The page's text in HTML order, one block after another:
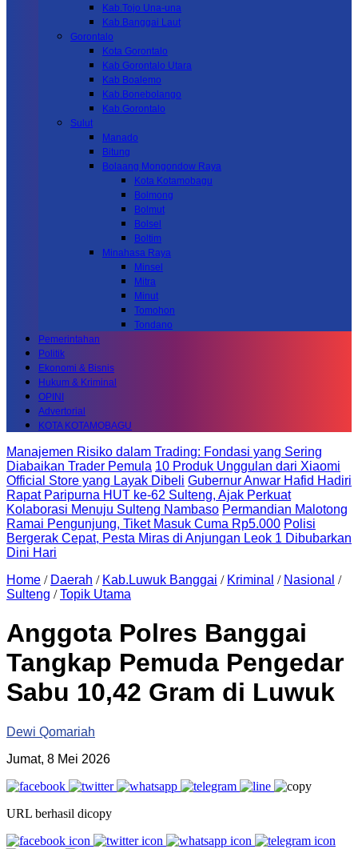
Kab.Tojo Una-una
Kab.Banggai Laut
Gorontalo
Kota Gorontalo
Kab Gorontalo Utara
Kab Boalemo
Kab.Bonebolango
Kab.Gorontalo
Sulut
Manado
Bitung
Bolaang Mongondow Raya
Kota Kotamobagu
Bolmong
Bolmut
Bolsel
Boltim
Minahasa Raya
Minsel
Mitra
Minut
Tomohon
Tondano
Pemerintahan
Politik
Ekonomi & Bisnis
Hukum & Kriminal
OPINI
Advertorial
KOTA KOTAMOBAGU
Manajemen Risiko dalam Trading: Fondasi yang Sering
Diabaikan Trader Pemula 10 Produk Unggulan dari Xiaomi
Official Store yang Layak Dibeli Gubernur Anwar Hafid Hadiri
Rapat Paripurna HUT ke-62 Sulteng, Ajak Perkuat
Kolaborasi Menuju Sulteng Nambaso Permandian Malotong
Ramai Pengunjung, Tiket Masuk Cuma Rp5.000 Polisi
Bergerak Cepat, Pesta Miras di Anjungan Leok 1 Dibubarkan
Dini Hari
Home / Daerah / Kab.Luwuk Banggai / Kriminal / Nasional /
Sulteng /Topik Utama
Anggota Polres Banggai
Tangkap Pemuda Pengedar
Sabu 10,42 Gram di Luwuk
Dewi Qomariah
Jumat, 8 Mei 2026
URL berhasil dicopy